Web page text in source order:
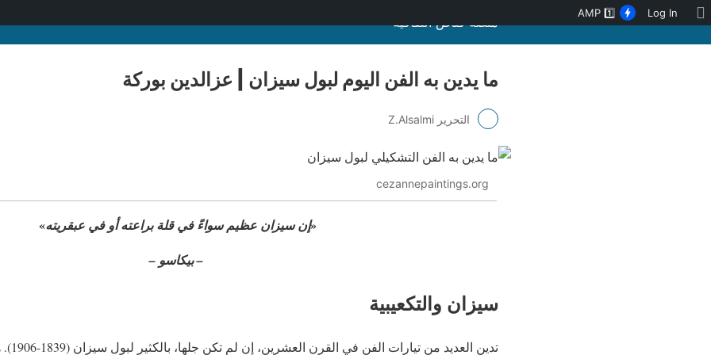
منصة قنّاص الثقافية
ما يدين به الفن اليوم لبول سيزان | عزالدين بوركة
التحرير Z.Alsalmi
cezannepaintings.org
«إن سيزان عظيم سواءً في قلة براعته أو في عبقريته»
– بيكاسو –
سيزان والتكعيبية
تدين
نبذةLog In
AMP 1️⃣